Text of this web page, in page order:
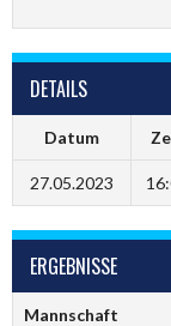
DETAILS
Datum
27.05.2023
ERGEBNISSE
Mannschaft